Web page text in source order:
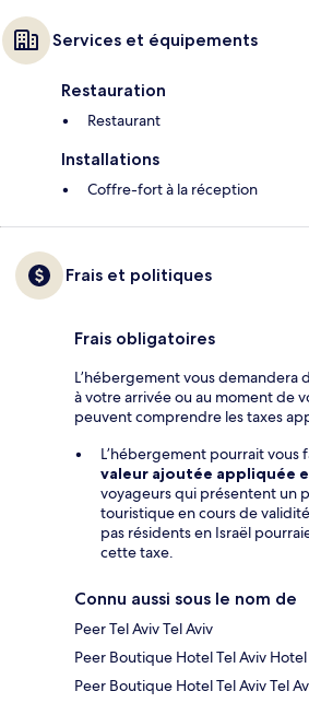
Services et équipements
Restauration
Restaurant
Installations
Coffre-fort à la réception
Frais et politiques
Frais obligatoires
L’hébergement vous demandera
à votre arrivée ou au moment de
peuvent comprendre les taxes
L’hébergement pourrait vous
valeur ajoutée appliquée
voyageurs qui présentent un
touristique en cours de
pas résidents en Israël
cette taxe.
Connu aussi sous le nom de
Peer Tel Aviv Tel Aviv
Peer Boutique Hotel Tel Aviv Hotel
Peer Boutique Hotel Tel Aviv Tel